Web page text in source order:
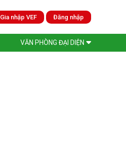
Gia nhập VEF Đăng nhập
VĂN PHÒNG ĐẠI DIỆN